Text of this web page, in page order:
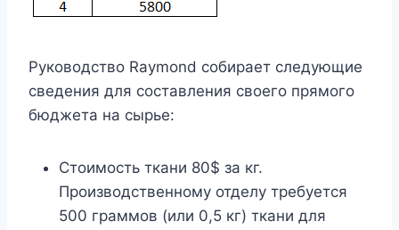
Руководство Raymond собирает следующие
сведения для составления своего прямого
бюджета на сырье:
Стоимость ткани 80$ за кг.
Производственному отделу требуется
500 граммов (или 0,5 кг) ткани для